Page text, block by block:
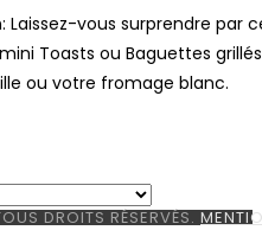
Laissez-vous surprendre
Toasts ou Baguettes
ou votre fromage blanc.
DROITS RÉSERVÉS.